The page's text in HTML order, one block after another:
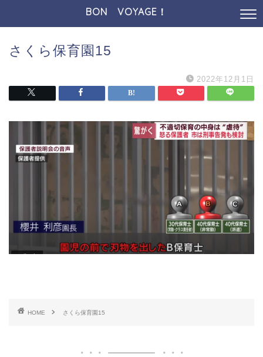
BON VOYAGE！
さくら保育園15
2022年12月1日
HOME さくら保育園15